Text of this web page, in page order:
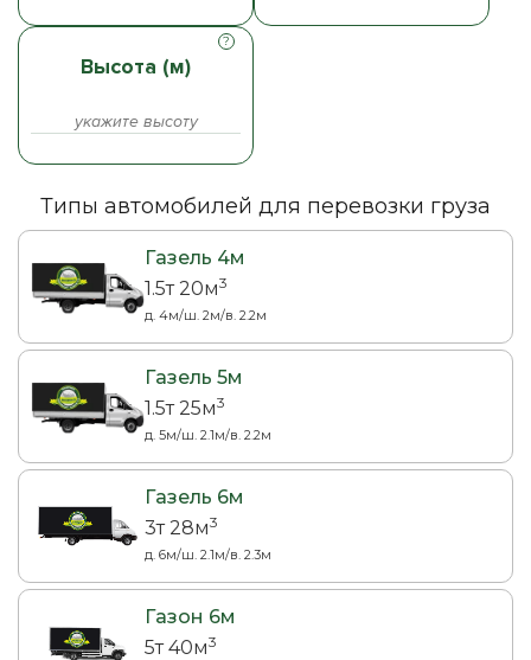
Высота (м)
Типы автомобилей для перевозки груза
Газель 4м
1.5т 20м3
д. 4м/ш. 2м/в. 2.2м
Газель 5м
1.5т 25м3
д. 5м/ш. 2.1м/в. 2.2м
Газель 6м
3т 28м3
д. 6м/ш. 2.1м/в. 2.3м
Газон 6м
5т 40м3